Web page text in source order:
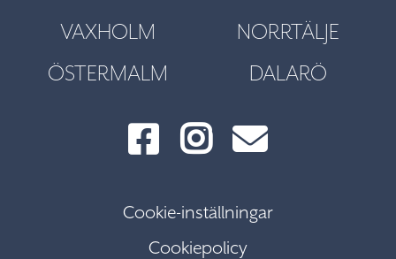
VAXHOLM
NORRTÄLJE
ÖSTERMALM
DALARÖ
Cookie-inställningar
Cookiepolicy